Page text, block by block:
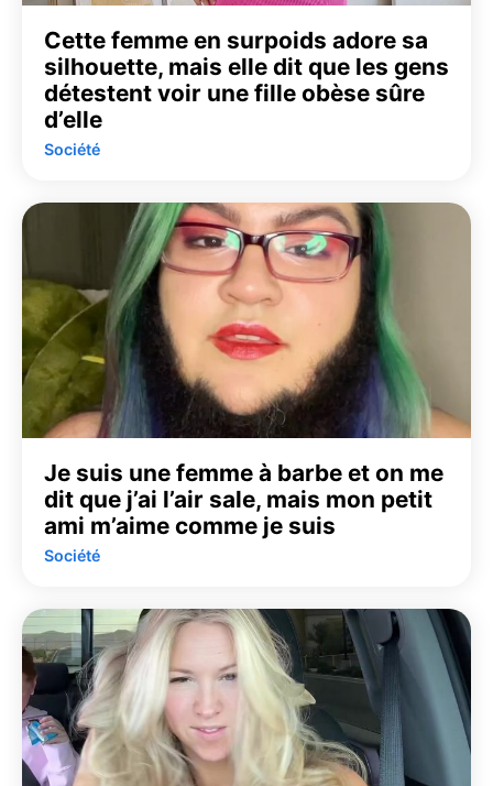
Cette femme en surpoids adore sa
silhouette, mais elle dit que les gens
détestent voir une fille obèse sûre
d’elle
Société
Je suis une femme à barbe et on me
dit que j’ai l’air sale, mais mon petit
ami m’aime comme je suis
Société